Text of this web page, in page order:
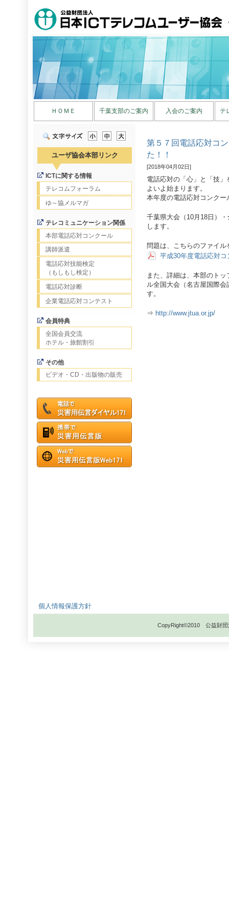
ＨＯＭＥ 千葉支部のご案内 入会のご案内 テ
ユーザ協会本部リンク
ICTに関する情報
テレコムフォーラム
ゆ～協メルマガ
テレコミュニケーション関係
本部電話応対コンクール
講師派遣
電話応対技能検定
（もしもし検定）
電話応対診断
企業電話応対コンテスト
会員特典
全国会員交流
ホテル・旅館割引
その他
ビデオ・CD・出版物の販売
第５７回電話応対コ
た！！
[2018年04月02日]
電話応対の「心」と「技
よいよ始まります。
本年度の電話応対コンク
千葉県大会（10月18日）
します。
問題は、こちらのファイ
平成30年度電話応対
また、詳細は、本部のト
ル全国大会（名古屋国際
す。
⇒ http://www.jtua.or.jp/
個人情報保護方針
CopyRight©2010 公益財団